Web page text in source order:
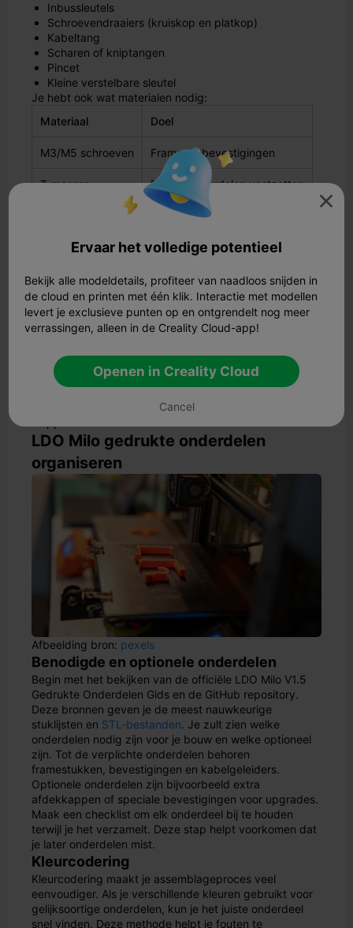
Inbussleutels
Schroevendraaiers (kruiskop en platkop)
Kabeltang
Scharen of kniptangen
Pincet
Kleine verstelbare sleutel
Je hebt ook wat materialen nodig:
Materiaal
Doel
M3/M5 schroeven Frame en bevestigingen
T-moeren Frame-onderdelen vastzetten
Kabelmanagement
PTFE-buizen Draadbaan
Sleepketting Kabelgeleiding
Controleer je kit op alle hardware voordat je begint. Als
je je eigen onderdelen print, gebruik dan het
onderdelen moeten sterk zijn, dus gebruik PETG of ABS.
Flexibele onderdelen werken het beste met TPU.
handleiding. Draag een veiligheidsbril bij het snijden of
LDO Milo gedrukte onderdelen
organiseren
Afbeelding bron: pexels
Benodigde en optionele onderdelen
Begin met het bekijken van de officiële LDO Milo V1.5
Gedrukte Onderdelen Gids en de GitHub repository.
Deze bronnen geven je de meest nauwkeurige
stuklijsten en STL-bestanden. Je zult zien welke
onderdelen nodig zijn voor je bouw en welke optioneel
zijn. Tot de verplichte onderdelen behoren
framestukken, bevestigingen en kabelgeleiders.
Optionele onderdelen zijn bijvoorbeeld extra
afdekkappen of speciale bevestigingen voor upgrades.
Maak een checklist om elk onderdeel bij te houden
terwijl je het verzamelt. Deze stap helpt voorkomen dat
je later onderdelen mist.
Kleurcodering
Kleurcodering maakt je assemblageproces veel
eenvoudiger. Als je verschillende kleuren gebruikt voor
gelijksoortige onderdelen, kun je het juiste onderdeel
snel vinden. Deze methode helpt je fouten te

Ervaar het volledige potentieel
Bekijk alle modeldetails, profiteer van naadloos snijden in
de cloud en printen met één klik. Interactie met modellen
levert je exclusieve punten op en ontgrendelt nog meer
verrassingen, alleen in de Creality Cloud-app!
Openen in Creality Cloud
Cancel